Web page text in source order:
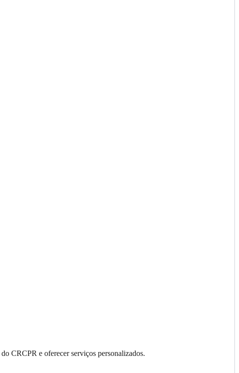
CRCPR e oferecer serviços personalizados.